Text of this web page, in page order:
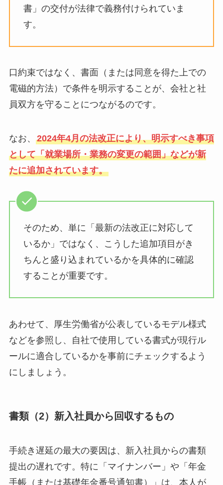
書」の交付が法律で義務付けられていま
す。
口約束ではなく、書面（または同意を得た上での
電磁的方法）で条件を明示することが、会社と社
員双方を守ることにつながるのです。
なお、 2024年4月の法改正により、明示すべき事項
として「就業場所・業務の変更の範囲」などが新
たに追加されています。
そのため、単に「最新の法改正に対応して
いるか」ではなく、こうした追加項目がき
ちんと盛り込まれているかを具体的に確認
することが重要です。
あわせて、厚生労働省が公表しているモデル様式
などを参照し、自社で使用している書式が現行ル
ールに適合しているかを事前にチェックするよう
にしましょう。
書類（2）新入社員から回収するもの
手続き遅延の最大の要因は、新入社員からの書類
提出の遅れです。特に「マイナンバー」や「年金
手帳（または基礎年金番号通知書）」は、本人が